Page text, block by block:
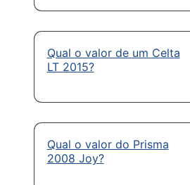
Qual o valor de um Celta
LT 2015?
Qual o valor do Prisma
2008 Joy?